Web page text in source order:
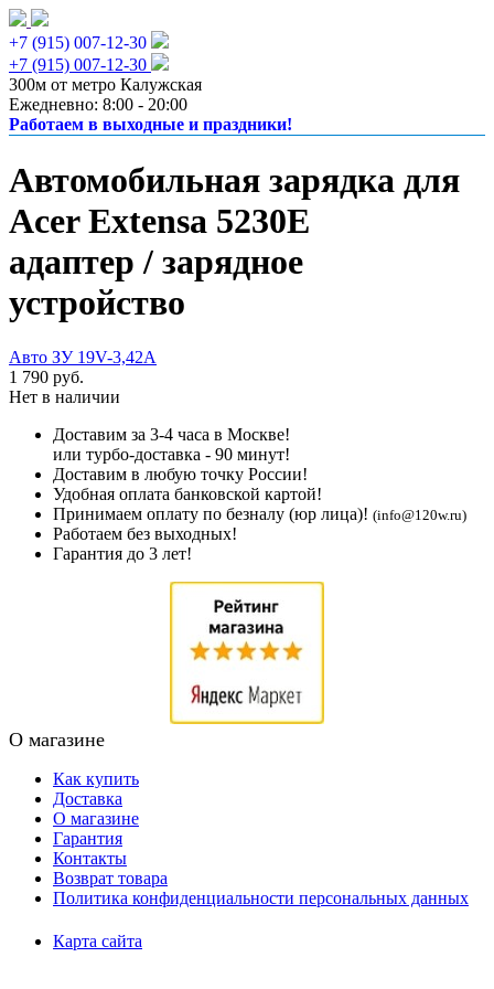
+7 (915) 007-12-30
+7 (915) 007-12-30
300м от метро Калужская
Ежедневно: 8:00 - 20:00
Работаем в выходные и праздники!
Автомобильная зарядка для
Acer Extensa 5230E
адаптер / зарядное
устройство
Авто ЗУ 19V-3,42A
1 790 руб.
Нет в наличии
Доставим за 3-4 часа в Москве!
или турбо-доставка - 90 минут!
Доставим в любую точку России!
Удобная оплата банковской картой!
Принимаем оплату по безналу (юр лица)! (info@120w.ru)
Работаем без выходных!
Гарантия до 3 лет!
О магазине
Как купить
Доставка
О магазине
Гарантия
Контакты
Возврат товара
Политика конфиденциальности персональных данных
Карта сайта